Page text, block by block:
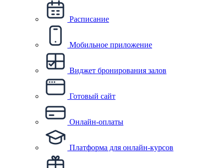
Расписание
Мобильное приложение
Виджет бронирования залов
Готовый сайт
Онлайн-оплаты
Платформа для онлайн-курсов